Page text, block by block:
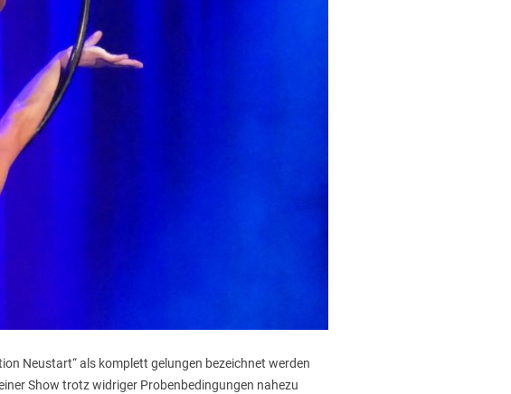
Neustart“ als komplett gelungen bezeichnet werden
Show trotz widriger Probenbedingungen nahezu